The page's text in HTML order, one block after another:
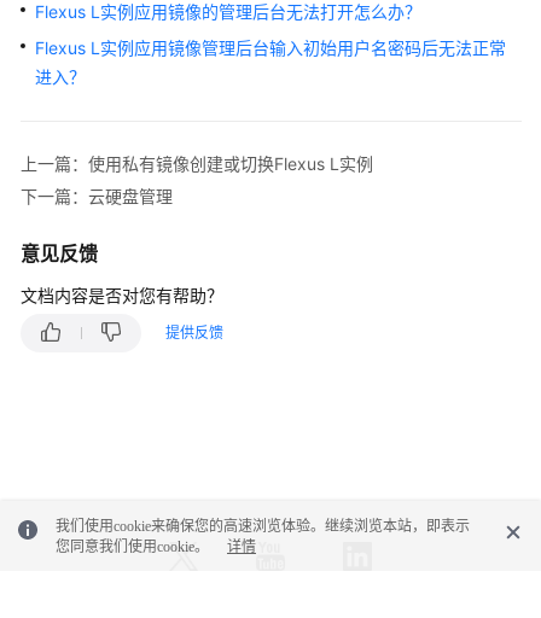
视
频
帮
通
用
考
责
任
等
级
Flexus L实例应用镜像的管理后台无法打开怎么办？
Flexus L实例应用镜像管理后台输入初始用户名密码后无法正常
进入？
上一篇：使用私有镜像创建或切换Flexus L实例
下一篇：云硬盘管理
意见反馈
文档内容是否对您有帮助？
提供反馈
我们使用cookie来确保您的高速浏览体验。继续浏览本站，即表示
您同意我们使用cookie。
详情